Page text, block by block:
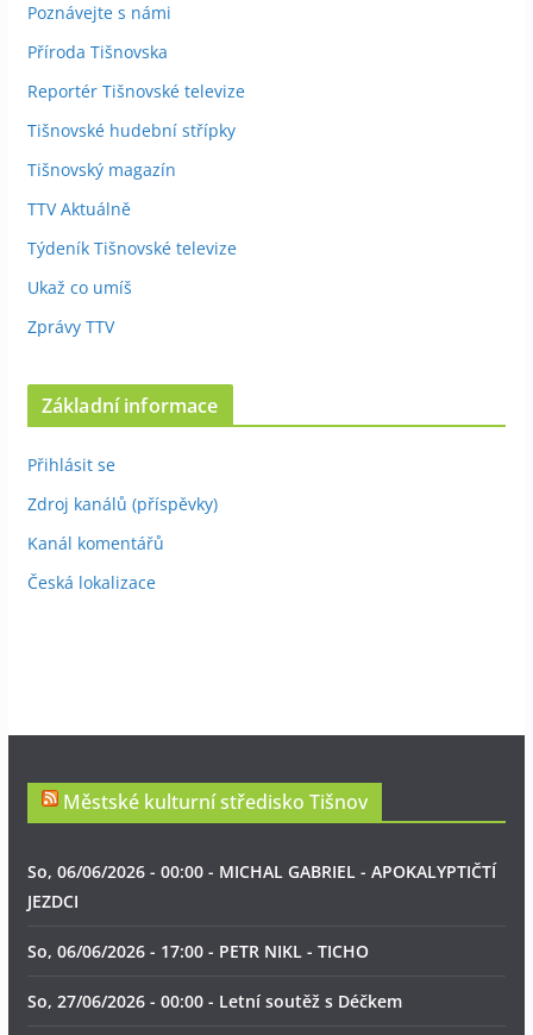
Poznávejte s námi
Příroda Tišnovska
Reportér Tišnovské televize
Tišnovské hudební střípky
Tišnovský magazín
TTV Aktuálně
Týdeník Tišnovské televize
Ukaž co umíš
Zprávy TTV
Základní informace
Přihlásit se
Zdroj kanálů (příspěvky)
Kanál komentářů
Česká lokalizace
Městské kulturní středisko Tišnov
So, 06/06/2026 - 00:00 - MICHAL GABRIEL - APOKALYPTIČTÍ
JEZDCI
So, 06/06/2026 - 17:00 - PETR NIKL - TICHO
So, 27/06/2026 - 00:00 - Letní soutěž s Déčkem